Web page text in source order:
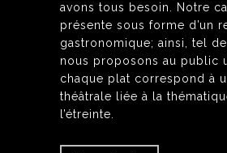
avons tous besoin. Notre
présente sous forme d’un
gastronomique; ainsi, tel
nous proposons au public
chaque plat correspond à
théâtrale liée à la
l’étreinte.